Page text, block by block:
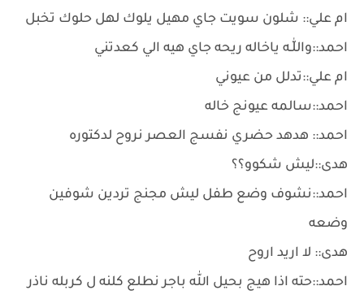
ام علي:: شلون سويت جاي مهيل يلوك لهل حلوك تخبل
احمد::واللّٰـه ياخاله ريحه جاي هيه الي كعدتني
ام علي::تدلل من عيوني
احمد::سالمه عيونج خاله
احمد:: هدهد حضري نفسج العصر نروح لدكتوره
هدى::ليش شكوو؟؟
احمد::نشوف وضع طفل ليش مجنج تردين شوفين
وضعه
هدى:: لا اريد اروح
احمد::حته اذا هيج بحيل الله باجر نطلع كلنه ل كربله ناذر